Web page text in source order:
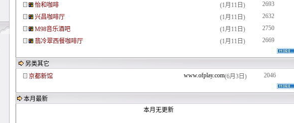
怡和咖啡
(1月11日)
2693
兴昌咖啡厅
(1月11日)
2632
M98音乐酒吧
(1月11日)
2750
翡冷翠西餐咖啡厅
(1月11日) 2669
另类其它
京都新馆
www.ofplay.com(6月3日) 2046
本月最新
本月无更新